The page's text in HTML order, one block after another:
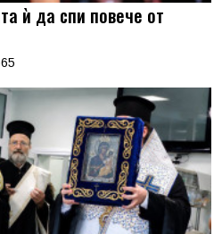
ѝ да спи повече от